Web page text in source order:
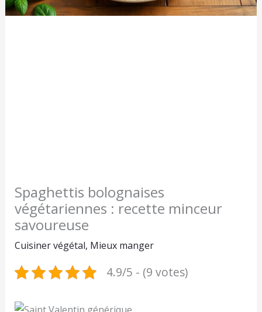
Spaghettis bolognaises
végétariennes : recette minceur
savoureuse
Cuisiner végétal, Mieux manger
4.9/5 - (9 votes)